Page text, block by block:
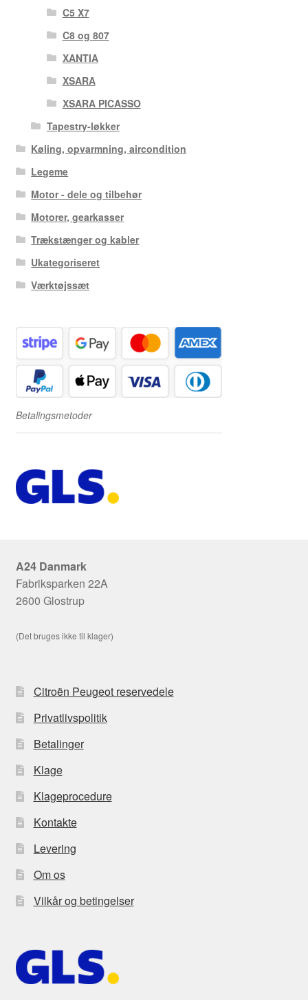
C5 X7
C8 og 807
XANTIA
XSARA
XSARA PICASSO
Tapestry-løkker
Køling, opvarmning, aircondition
Legeme
Motor - dele og tilbehør
Motorer, gearkasser
Trækstænger og kabler
Ukategoriseret
Værktøjssæt
Betalingsmetoder
A24 Danmark
Fabriksparken 22A
2600 Glostrup
(Det bruges ikke til klager)
Citroën Peugeot reservedele
Privatlivspolitik
Betalinger
Klage
Klageprocedure
Kontakte
Levering
Om os
Vilkår og betingelser